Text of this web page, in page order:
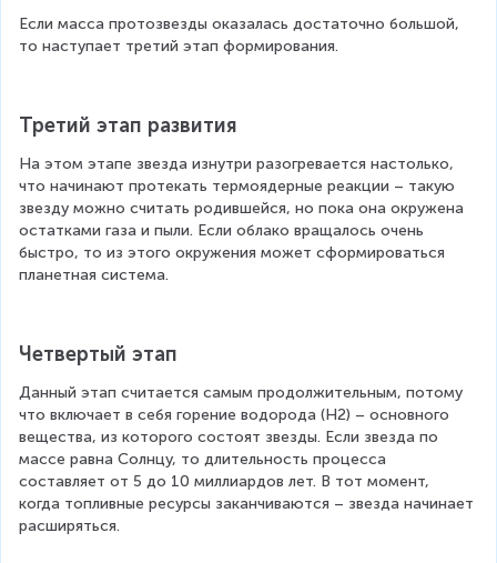
Если масса протозвезды оказалась достаточно большой,
то наступает третий этап формирования.
Третий этап развития
На этом этапе звезда изнутри разогревается настолько,
что начинают протекать термоядерные реакции – такую
звезду можно считать родившейся, но пока она окружена
остатками газа и пыли. Если облако вращалось очень
быстро, то из этого окружения может сформироваться
планетная система.
Четвертый этап
Данный этап считается самым продолжительным, потому
что включает в себя горение водорода (Н2) – основного
вещества, из которого состоят звезды. Если звезда по
массе равна Солнцу, то длительность процесса
составляет от 5 до 10 миллиардов лет. В тот момент,
когда топливные ресурсы заканчиваются – звезда начинает
расширяться.